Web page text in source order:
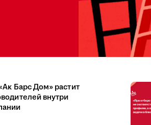
Барс Дом» растит
внутри